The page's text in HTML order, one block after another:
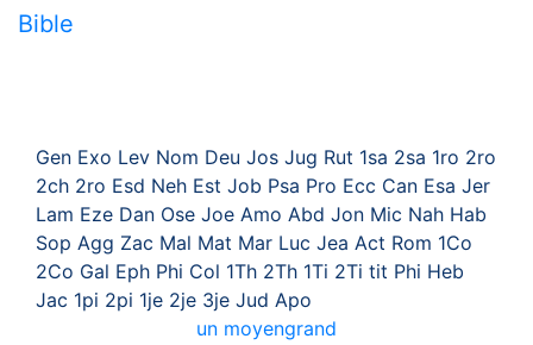
Bible
Gen Exo Lev Nom Deu Jos Jug Rut 1sa 2sa 1ro 2ro
2ch 2ro Esd Neh Est Job Psa Pro Ecc Can Esa Jer
Lam Eze Dan Ose Joe Amo Abd Jon Mic Nah Hab
Sop Agg Zac Mal Mat Mar Luc Jea Act Rom 1Co
2Co Gal Eph Phi Col 1Th 2Th 1Ti 2Ti tit Phi Heb
Jac 1pi 2pi 1je 2je 3je Jud Apo
un moyengrand